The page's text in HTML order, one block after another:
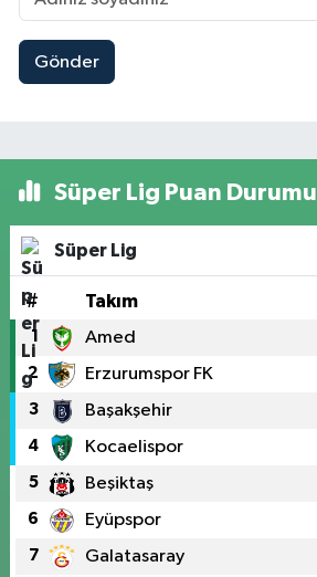
Gönder
Süper Lig Puan Durumu
Süper Lig
# Takım
1 Amed
2 Erzurumspor FK
3 Başakşehir
4 Kocaelispor
5 Beşiktaş
6 Eyüpspor
7 Galatasaray